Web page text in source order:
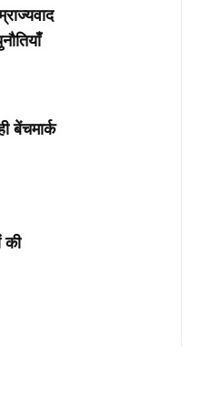
बेंचमार्क
की